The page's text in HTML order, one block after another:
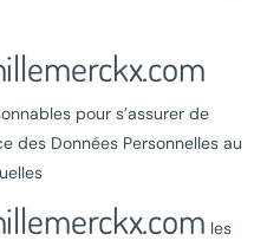
pour s’assurer de
des Données Personnelles au
les